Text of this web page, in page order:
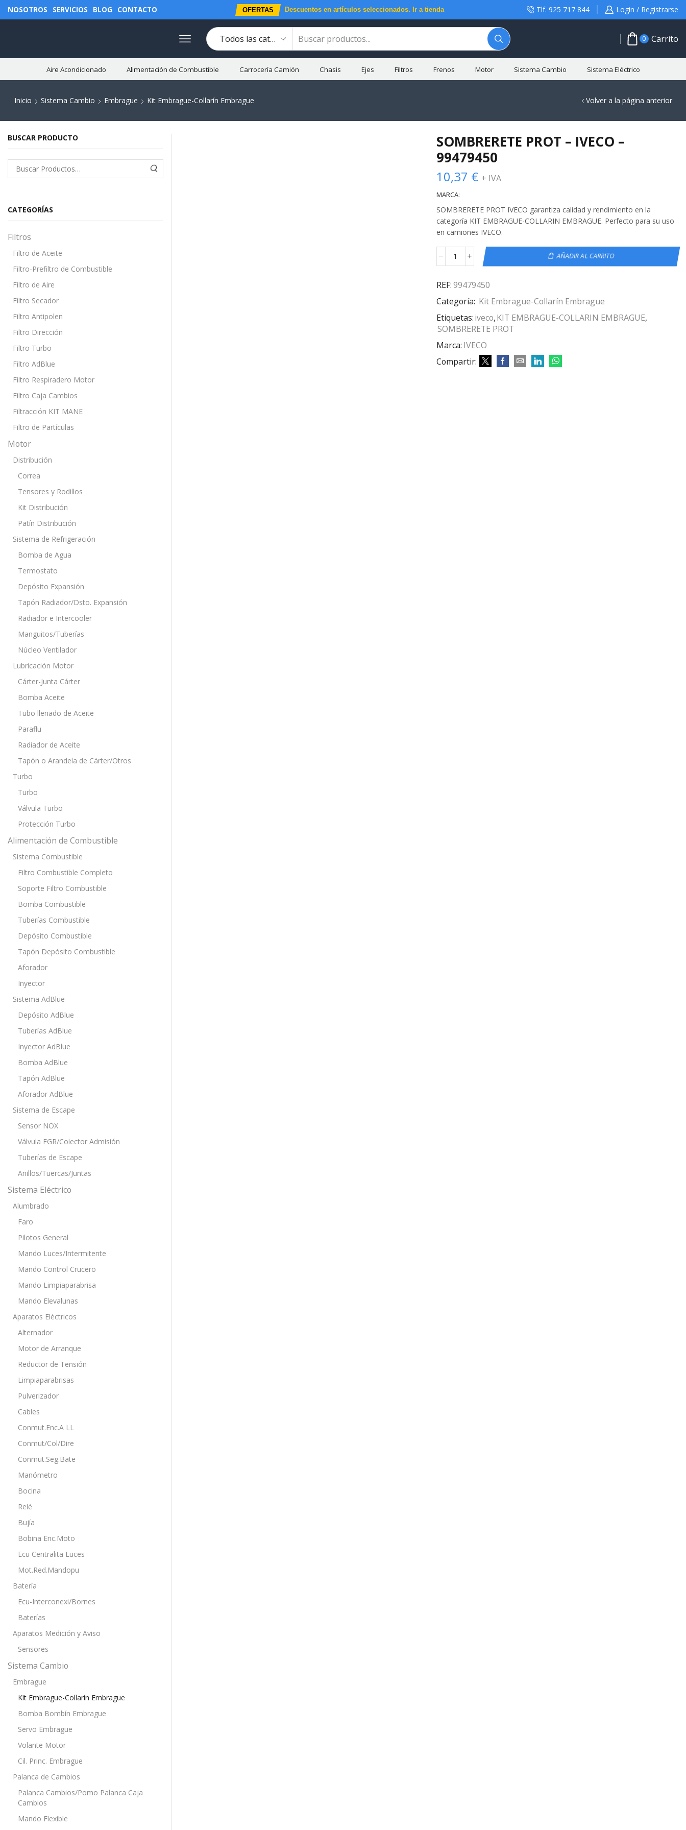
NOSOTROS SERVICIOS BLOG CONTACTO OFERTAS Descuentos en artículos seleccionados. Ir a tienda Tlf. 925 717 844 Login / Registrarse
0 Carrito
Aire Acondicionado Alimentación de Combustible Carrocería Camión Chasis Ejes Filtros Frenos Motor Sistema Cambio Sistema Eléctrico
Inicio Sistema Cambio Embrague Kit Embrague-Collarín Embrague Volver a la página anterior
SOMBRERETE PROT – IVECO –
99479450
10,37 € + IVA
MARCA:
SOMBRERETE PROT IVECO garantiza calidad y rendimiento en la
categoría KIT EMBRAGUE-COLLARIN EMBRAGUE. Perfecto para su uso
en camiones IVECO.
AÑADIR AL CARRITO
REF:99479450
Categoría: Kit Embrague-Collarín Embrague
Etiquetas:iveco,KIT EMBRAGUE-COLLARIN EMBRAGUE,
SOMBRERETE PROT
Marca: IVECO
Compartir:
BUSCAR PRODUCTO
CATEGORÍAS
Filtros
Filtro de Aceite
Filtro-Prefiltro de Combustible
Filtro de Aire
Filtro Secador
Filtro Antipolen
Filtro Dirección
Filtro Turbo
Filtro AdBlue
Filtro Respiradero Motor
Filtro Caja Cambios
Filtracción KIT MANE
Filtro de Partículas
Motor
Distribución
Correa
Tensores y Rodillos
Kit Distribución
Patín Distribución
Sistema de Refrigeración
Bomba de Agua
Termostato
Depósito Expansión
Tapón Radiador/Dsto. Expansión
Radiador e Intercooler
Manguitos/Tuberías
Núcleo Ventilador
Lubricación Motor
Cárter-Junta Cárter
Bomba Aceite
Tubo llenado de Aceite
Paraflu
Radiador de Aceite
Tapón o Arandela de Cárter/Otros
Turbo
Turbo
Válvula Turbo
Protección Turbo
Alimentación de Combustible
Sistema Combustible
Filtro Combustible Completo
Soporte Filtro Combustible
Bomba Combustible
Tuberías Combustible
Depósito Combustible
Tapón Depósito Combustible
Aforador
Inyector
Sistema AdBlue
Depósito AdBlue
Tuberías AdBlue
Inyector AdBlue
Bomba AdBlue
Tapón AdBlue
Aforador AdBlue
Sistema de Escape
Sensor NOX
Válvula EGR/Colector Admisión
Tuberías de Escape
Anillos/Tuercas/Juntas
Sistema Eléctrico
Alumbrado
Faro
Pilotos General
Mando Luces/Intermitente
Mando Control Crucero
Mando Limpiaparabrisa
Mando Elevalunas
Aparatos Eléctricos
Alternador
Motor de Arranque
Reductor de Tensión
Limpiaparabrisas
Pulverizador
Cables
Conmut.Enc.A LL
Conmut/Col/Dire
Conmut.Seg.Bate
Manómetro
Bocina
Relé
Bujía
Bobina Enc.Moto
Ecu Centralita Luces
Mot.Red.Mandopu
Batería
Ecu-Interconexi/Bornes
Baterías
Aparatos Medición y Aviso
Sensores
Sistema Cambio
Embrague
Kit Embrague-Collarín Embrague
Bomba Bombín Embrague
Servo Embrague
Volante Motor
Cil. Princ. Embrague
Palanca de Cambios
Palanca Cambios/Pomo Palanca Caja
Cambios
Mando Flexible